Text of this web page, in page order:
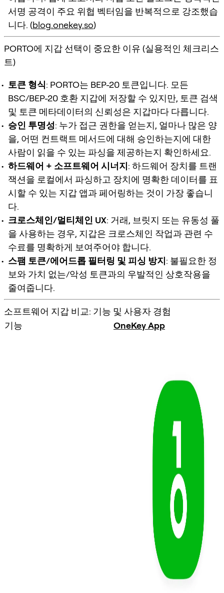
서명 공격이 주요 위협 벡터임을 반복적으로 강조했습
니다. (blog.onekey.so)
PORTO에 지갑 선택이 중요한 이유 (실용적인 체크리스
트)
토큰 형식: PORTO는 BEP-20 토큰입니다. 모든
BSC/BEP-20 호환 지갑에 저장할 수 있지만, 토큰 검색
및 토큰 메타데이터의 신뢰성은 지갑마다 다릅니다.
승인 투명성: 누가 접근 권한을 얻는지, 얼마나 많은 양
을, 어떤 컨트랙트 메서드에 대해 승인하는지에 대한
사람이 읽을 수 있는 파싱을 제공하는지 확인하세요.
하드웨어 + 소프트웨어 시너지: 하드웨어 장치를 트랜
잭션을 로컬에서 파싱하고 장치에 명확한 데이터를 표
시할 수 있는 지갑 앱과 페어링하는 것이 가장 좋습니
다.
크로스체인/멀티체인 UX: 거래, 브릿지 또는 유동성 풀
을 사용하는 경우, 지갑은 크로스체인 작업과 관련 수
수료를 명확하게 보여주어야 합니다.
스팸 토큰/에어드롭 필터링 및 피싱 방지: 불필요한 정
보와 가치 없는/악성 토큰과의 우발적인 상호작용을
줄여줍니다.
소프트웨어 지갑 비교: 기능 및 사용자 경험
기능
OneKey App